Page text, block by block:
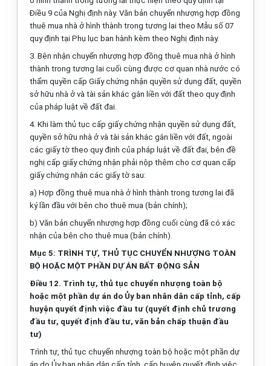
Điều 9 của Nghị định này. Văn bản chuyển nhượng hợp đồng
thuê mua nhà ở hình thành trong tương lai theo Mẫu số 07
quy định tại Phụ lục ban hành kèm theo Nghị định này.
3. Bên nhận chuyển nhượng hợp đồng thuê mua nhà ở hình
thành trong tương lai cuối cùng được cơ quan nhà nước có
thẩm quyền cấp Giấy chứng nhận quyền sử dụng đất, quyền
sở hữu nhà ở và tài sản khác gắn liền với đất theo quy định
của pháp luật về đất đai.
4. Khi làm thủ tục cấp giấy chứng nhận quyền sử dụng đất,
quyền sở hữu nhà ở và tài sản khác gắn liền với đất, ngoài
các giấy tờ theo quy định của pháp luật về đất đai, bên đề
nghị cấp giấy chứng nhận phải nộp thêm cho cơ quan cấp
giấy chứng nhận các giấy tờ sau:
a) Hợp đồng thuê mua nhà ở hình thành trong tương lai đã
ký lần đầu với bên cho thuê mua (bản chính);
b) Văn bản chuyển nhượng hợp đồng cuối cùng đã có xác
nhận của bên cho thuê mua (bản chính).
Mục 5: TRÌNH TỰ, THỦ TỤC CHUYỂN NHƯỢNG TOÀN
BỘ HOẶC MỘT PHẦN DỰ ÁN BẤT ĐỘNG SẢN
Điều 12. Trình tự, thủ tục chuyển nhượng toàn bộ
hoặc một phần dự án do Ủy ban nhân dân cấp tỉnh, cấp
huyện quyết định việc đầu tư (quyết định chủ trương
đầu tư, quyết định đầu tư, văn bản chấp thuận đầu
tư)
Trình tự, thủ tục chuyển nhượng toàn bộ hoặc một phần dự